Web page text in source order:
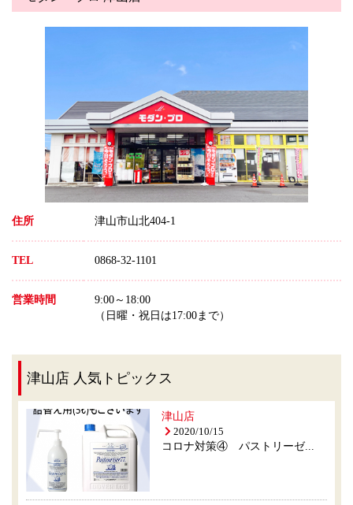
住所 津山市山北404-1
TEL 0868-32-1101
営業時間
9:00～18:00
（日曜・祝日は17:00まで）
津山店 人気トピックス
津山店
2020/10/15
コロナ対策④ パストリーゼ...